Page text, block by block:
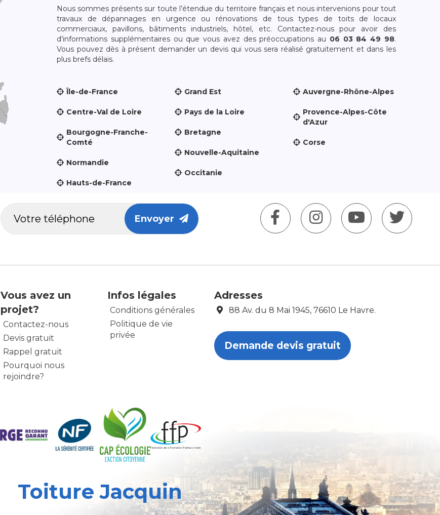
Nous sommes présents sur toute l’étendue du territoire français et nous intervenions pour tout
travaux de dépannages en urgence ou rénovations de tous types de toits de locaux
commerciaux, pavillons, bâtiments industriels, hôtel, etc. Contactez-nous pour avoir des
d’informations supplémentaires ou que vous avez des préoccupations au 06 03 84 49 98.
Vous pouvez dès à présent demander un devis qui vous sera réalisé gratuitement et dans les
plus brefs délais.
Île-de-France
Centre-Val de Loire
Bourgogne-Franche-
Comté
Normandie
Hauts-de-France
Grand Est
Pays de la Loire
Bretagne
Nouvelle-Aquitaine
Occitanie
Auvergne-Rhône-Alpes
Provence-Alpes-Côte
d'Azur
Corse
Envoyer
Vous avez un
projet?
Contactez-nous
Devis gratuit
Rappel gratuit
Pourquoi nous
rejoindre?
Infos légales
Conditions générales
Politique de vie
privée
Adresses
88 Av. du 8 Mai 1945, 76610 Le Havre.
Demande devis gratuit
Toiture Jacquin